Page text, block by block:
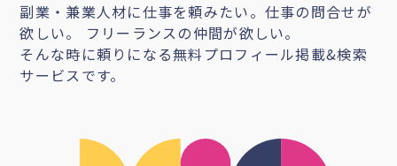
副業・兼業人材に仕事を頼みたい。仕事の問合せが
欲しい。 フリーランスの仲間が欲しい。
そんな時に頼りになる無料プロフィール掲載&検索
サービスです。